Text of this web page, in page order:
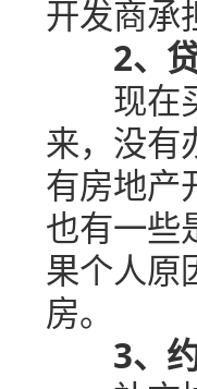
开发商承
2、
现在买
来，没有
有房地产
也有一些
果个人原
房。
3、